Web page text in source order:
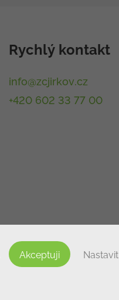
Rychlý kontakt
info@zcjirkov.cz
+420 602 33 77 00
Akceptuji Nastavit